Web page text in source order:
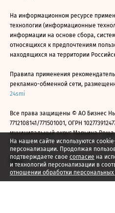
На нашем сайте используются
персонализации. Продолжая
подтверждаете свое согласие на
и технологий персонализации в
отношении обработки
На информационном ресурсе
технологии (информационные
информации на основе сбора,
относящихся к предпочтениям
находящихся на территории
Правила применения
рекламно-обменной сети,
24smi
Все права защищены © АО Бизнес
7712108141/771501001, ОГРН
муниципальный округ Марьина Роща,
2026